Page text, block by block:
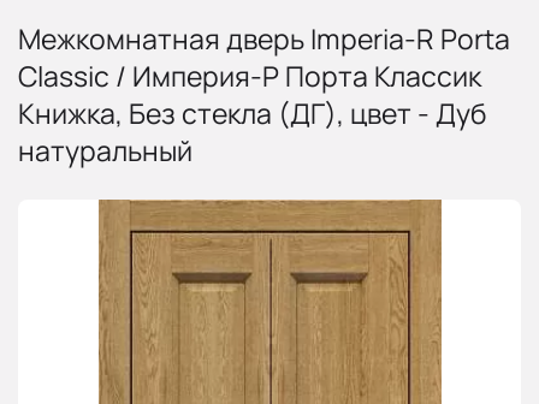
Межкомнатная дверь Imperia-R Porta
Classic / Империя-Р Порта Классик
Книжка, Без стекла (ДГ), цвет - Дуб
натуральный